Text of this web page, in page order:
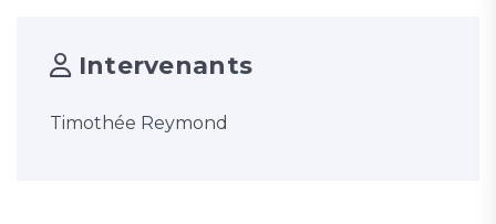
Intervenants
Timothée Reymond